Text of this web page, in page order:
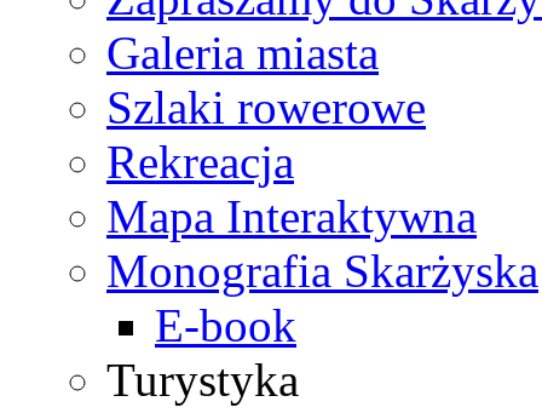
Galeria miasta
Szlaki rowerowe
Rekreacja
Mapa Interaktywna
Monografia Skarżyska
E-book
Turystyka